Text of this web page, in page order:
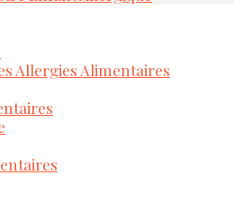
Allergies Alimentaires